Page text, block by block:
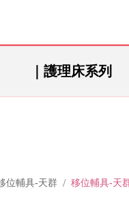
｜護理床系列
位輔具-天群 移位輔具-天